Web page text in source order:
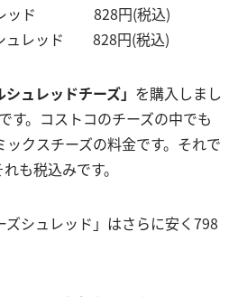
レッド 828円(税込)
ュレッド 828円(税込)
シュレッドチーズ」 を購入しまし
す。コストコのチーズの中でも
クスチーズの料金です。それで
も税込みです。
ズシュレッド」はさらに安く798